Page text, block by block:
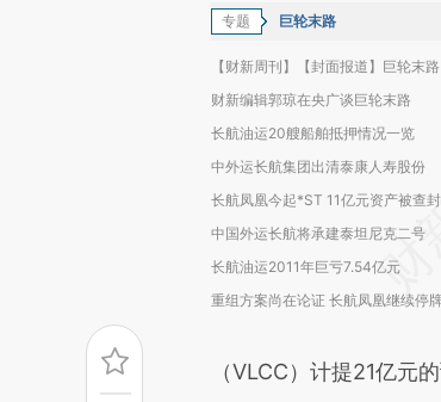
专题 巨轮末路
【财新周刊】【封面报道】巨轮末路
财新编辑郭琼在央广谈巨轮末路
长航油运20艘船舶抵押情况一览
中外运长航集团出清泰康人寿股份
长航凤凰今起*ST 11亿元资产被查封
中国外运长航将承建泰坦尼克二号
长航油运2011年巨亏7.54亿元
重组方案尚在论证 长航凤凰继续停
（VLCC）计提21亿元